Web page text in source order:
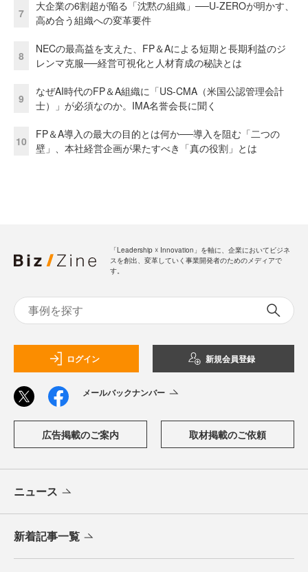
7
大企業の6割超が陥る「沈黙の組織」──U-ZEROが明かす、
高め合う組織への変革要件
8
NECの最高益を支えた、FP＆Aによる短期と長期利益のジ
レンマ克服──経営可視化と人材育成の秘訣とは
9
なぜAI時代のFP＆A組織に「US-CMA（米国公認管理会計
士）」が必須なのか。IMA名誉会長に聞く
10
FP＆A導入の最大の目的とは何か──導入を阻む「二つの
壁」、本社経営企画が果たすべき「真の役割」とは
「Leadership ☓ Innovation」を軸に、企業においてビジネ
スを創出、変革していく事業開発者のためのメディアで
す。
ログイン 新規会員登録
メールバックナンバー
広告掲載のご案内 取材掲載のご依頼
ニュース
新着記事一覧